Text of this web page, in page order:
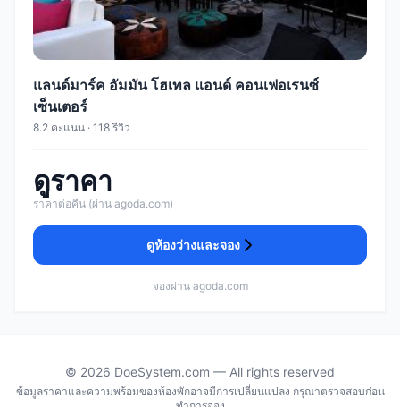
แลนด์มาร์ค อัมมัน โฮเทล แอนด์ คอนเฟอเรนซ์
เซ็นเตอร์
8.2 คะแนน · 118 รีวิว
ดูราคา
ราคาต่อคืน (ผ่าน agoda.com)
ดูห้องว่างและจอง
จองผ่าน agoda.com
© 2026 DoeSystem.com — All rights reserved
ข้อมูลราคาและความพร้อมของห้องพักอาจมีการเปลี่ยนแปลง กรุณาตรวจสอบก่อน